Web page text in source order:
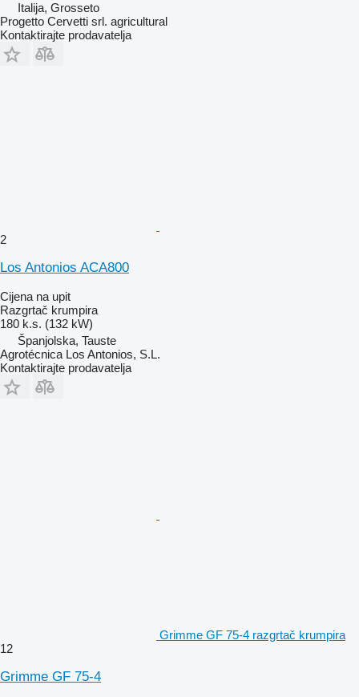
Italija, Grosseto
Progetto Cervetti srl. agricultural
Kontaktirajte prodavatelja
2
Los Antonios ACA800
Cijena na upit
Razgrtač krumpira
180 k.s. (132 kW)
Španjolska, Tauste
Agrotécnica Los Antonios, S.L.
Kontaktirajte prodavatelja
Grimme GF 75-4 razgrtač krumpira
12
Grimme GF 75-4